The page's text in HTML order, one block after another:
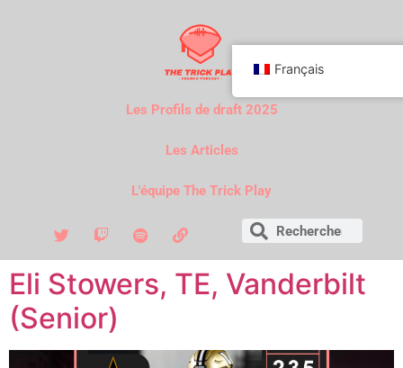
Les Profils de draft 2025
Les Articles
L'équipe The Trick Play
Eli Stowers, TE, Vanderbilt
(Senior)
Français